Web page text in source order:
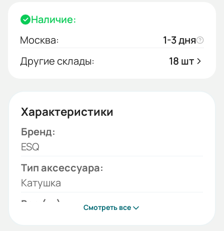
Наличие:
Москва:
1-3 дня
Другие склады:
18 шт
Характеристики
Бренд:
ESQ
Тип аксессуара:
Катушка
Вес (кг):
Смотреть все